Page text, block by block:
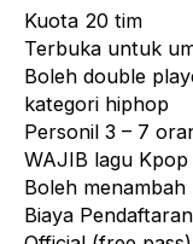
Kuota 20 tim
Terbuka untuk
Boleh double
kategori hiphop
Personil 3 – 7
WAJIB lagu Kpop
Boleh
Biaya